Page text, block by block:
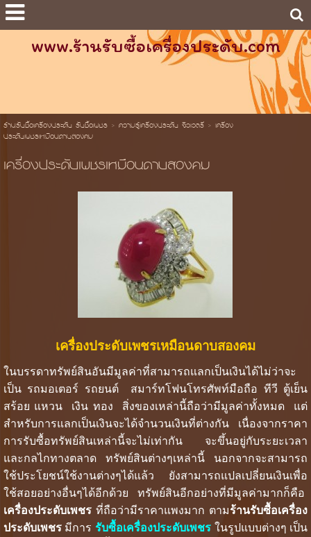
www.ร้านรับซื้อเครื่องประดับ.com
ร้านรับซื้อเครื่องประดับ รับซื้อเพชร> ความรู้เครื่องประดับ จิวเวลรี่> เครื่อง
ประดับเพชรเหมือนดาบสองคม
เครื่องประดับเพชรเหมือนดาบสองคม
เครื่องประดับเพชรเหมือนดาบสองคม
ในบรรดาทรัพย์สินอันมีมูลค่าที่สามารถแลกเป็นเงินได้ไม่ว่าจะ
เป็น รถมอเตอร์ รถยนต์ สมาร์ทโฟนโทรศัพท์มือถือ ทีวี ตู้เย็น
สร้อย แหวน เงิน ทอง สิ่งของเหล่านี้ถือว่ามีมูลค่าทั้งหมด แต่
สำหรับการแลกเป็นเงินจะได้จำนวนเงินที่ต่างกัน เนื่องจากราคา
การรับซื้อทรัพย์สินเหล่านี้จะไม่เท่ากัน จะขึ้นอยู่กับระยะเวลา
และกลไกทางตลาด ทรัพย์สินต่างๆเหล่านี้ นอกจากจะสามารถ
ใช้ประโยชน์ใช้งานต่างๆได้แล้ว ยังสามารถแปลเปลี่ยนเงินเพื่อ
ใช้สอยอย่างอื่นๆได้อีกด้วย ทรัพย์สินอีกอย่างที่มีมูลค่ามากก็คือ
เครื่องประดับเพชรที่ถือว่ามีราคาแพงมาก ตามร้านรับซื้อเครื่อง
ประดับเพชรมีการ รับซื้อเครื่องประดับเพชร ในรูปแบบต่างๆ เป็น